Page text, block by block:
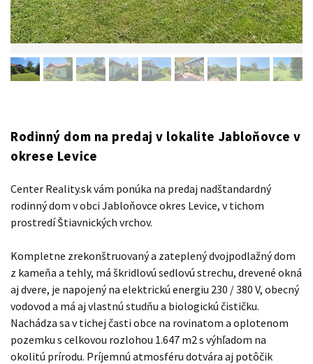
Rodinný dom na predaj v lokalite Jabloňovce v
okrese Levice
Center Reality.sk vám ponúka na predaj nadštandardný
rodinný dom v obci Jabloňovce okres Levice, v tichom
prostredí Štiavnických vrchov.
Kompletne zrekonštruovaný a zateplený dvojpodlažný dom
z kameňa a tehly, má škridlovú sedlovú strechu, drevené okná
aj dvere, je napojený na elektrickú energiu 230 / 380 V, obecný
vodovod a má aj vlastnú studňu a biologickú čističku.
Nachádza sa v tichej časti obce na rovinatom a oplotenom
pozemku s celkovou rozlohou 1.647 m2 s výhľadom na
okolitú prírodu. Príjemnú atmosféru dotvára aj potôčik